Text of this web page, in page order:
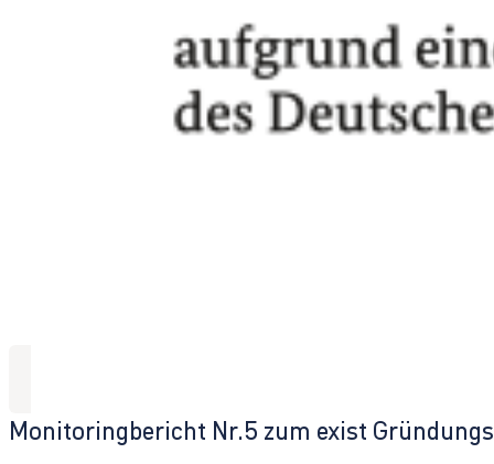
Monitoringbericht Nr.5 zum exist